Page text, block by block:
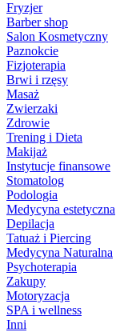
Fryzjer
Barber shop
Salon Kosmetyczny
Paznokcie
Fizjoterapia
Brwi i rzęsy
Masaż
Zwierzaki
Zdrowie
Trening i Dieta
Makijaż
Instytucje finansowe
Stomatolog
Podologia
Medycyna estetyczna
Depilacja
Tatuaż i Piercing
Medycyna Naturalna
Psychoterapia
Zakupy
Motoryzacja
SPA i wellness
Inni